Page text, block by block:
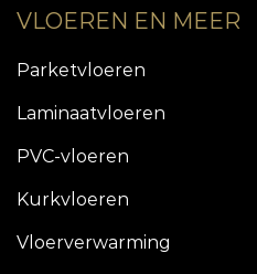
VLOEREN EN MEER
Parketvloeren
Laminaatvloeren
PVC-vloeren
Kurkvloeren
Vloerverwarming